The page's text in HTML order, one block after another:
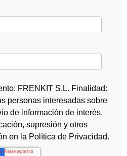
FRENKIT S.L. Finalidad:
personas interesadas sobre
de información de interés.
supresión y otros
en la Política de Privacidad.